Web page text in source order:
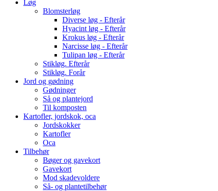
Løg
Blomsterløg
Diverse løg - Efterår
Hyacint løg - Efterår
Krokus løg - Efterår
Narcisse løg - Efterår
Tulipan løg - Efterår
Stikløg. Efterår
Stikløg. Forår
Jord og gødning
Gødninger
Så og plantejord
Til komposten
Kartofler, jordskok, oca
Jordskokker
Kartofler
Oca
Tilbehør
Bøger og gavekort
Gavekort
Mod skadevoldere
Så- og plantetilbehør